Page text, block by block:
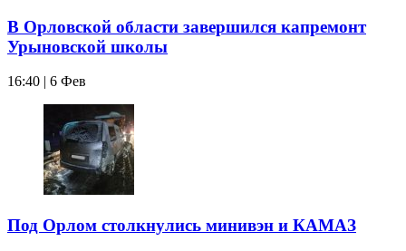
В Орловской области завершился капремонт
Урыновской школы
16:40 | 6 Фев
Под Орлом столкнулись минивэн и КАМАЗ